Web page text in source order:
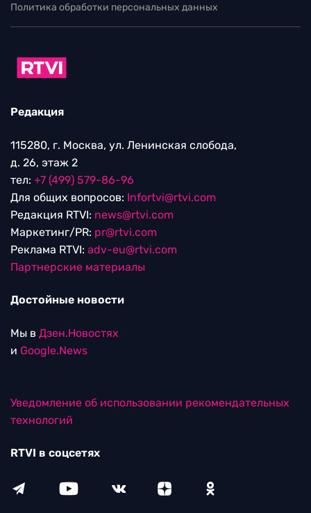
Политика обработки персональных данных
Редакция
115280, г. Москва, ул. Ленинская слобода,
д. 26, этаж 2
тел: +7 (499) 579-86-96
Для общих вопросов: Infortvi@rtvi.com
Редакция RTVI: news@rtvi.com
Маркетинг/PR: pr@rtvi.com
Реклама RTVI: adv-eu@rtvi.com
Партнерские материалы
Достойные новости
Мы в Дзен.Новостях
и Google.News
Уведомление об использовании рекомендательных
технологий
RTVI в соцсетях